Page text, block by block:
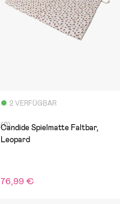
2 VERFÜGBAR
(0)
Candide Spielmatte Faltbar,
Leopard
76,99 €